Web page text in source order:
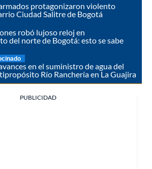
protagonizaron violento
Ciudad Salitre de Bogotá
robó lujoso reloj en
del norte de Bogotá: esto se sabe
en el suministro de agua del
Río Ranchería en La Guajira
PUBLICIDAD